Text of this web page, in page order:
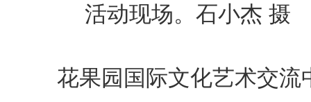
活动现场。石小杰 摄
花果园国际文化艺术交流